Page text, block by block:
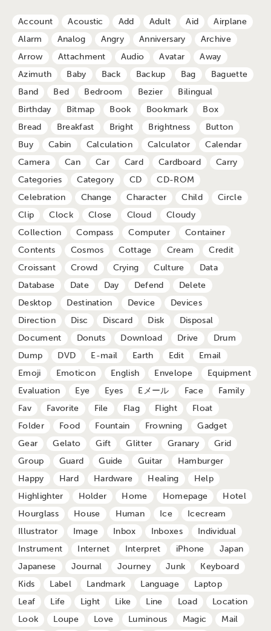
Account Acoustic Add Adult Aid
Airplane
Alarm
Analog Angry Anniversary
Archive
Arrow
Attachment Audio Avatar
Away
Azimuth
Baby Back Backup Bag
Baguette
Band
Bed Bedroom Bezier
Bilingual
Birthday
Bitmap Book Bookmark
Box
Bread
Breakfast Bright Brightness
Button
Buy
Cabin Calculation Calculator
Calendar
Camera
Can Car Card Cardboard
Carry
Categories
Category CD
CD-ROM
Celebration
Change Character Child
Circle
Clip
Clock Close Cloud
Cloudy
Collection
Compass Computer
Container
Contents
Cosmos Cottage Cream
Credit
Croissant
Crowd Crying Culture
Data
Database
Date Day Defend
Delete
Desktop
Destination Device
Devices
Direction
Disc Discard Disk
Disposal
Document
Donuts Download Drive
Drum
Dump
DVD E-mail Earth Edit
Email
Emoji
Emoticon English Envelope
Equipment
Evaluation
Eye Eyes Eメール Face
Family
Fav
Favorite File Flag Flight
Float
Folder
Food Fountain Frowning
Gadget
Gear
Gelato Gift Glitter Granary
Grid
Group
Guard Guide Guitar
Hamburger
Happy
Hard Hardware Healing
Help
Highlighter
Holder Home Homepage
Hotel
Hourglass
House Human Ice
Icecream
Illustrator
Image Inbox Inboxes
Individual
Instrument
Internet Interpret iPhone
Japan
Japanese
Journal Journey Junk
Keyboard
Kids
Label Landmark Language
Laptop
Leaf
Life Light Like Line Load
Location
Look
Loupe Love Luminous Magic
Mail